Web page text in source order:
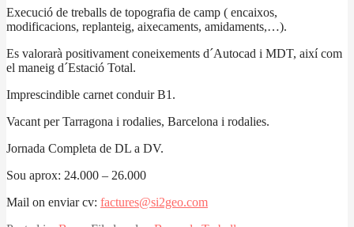
Execució de treballs de topografia de camp ( encaixos,
modificacions, replanteig, aixecaments, amidaments,…).
Es valorarà positivament coneixements d´Autocad i MDT, així com
el maneig d´Estació Total.
Imprescindible carnet conduir B1.
Vacant per Tarragona i rodalies, Barcelona i rodalies.
Jornada Completa de DL a DV.
Sou aprox: 24.000 – 26.000
Mail on enviar cv: factures@si2geo.com